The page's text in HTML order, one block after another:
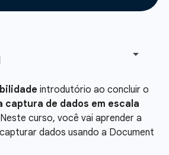
introdutório ao concluir o
captura de dados em escala
curso, você vai aprender a
dados usando a Document